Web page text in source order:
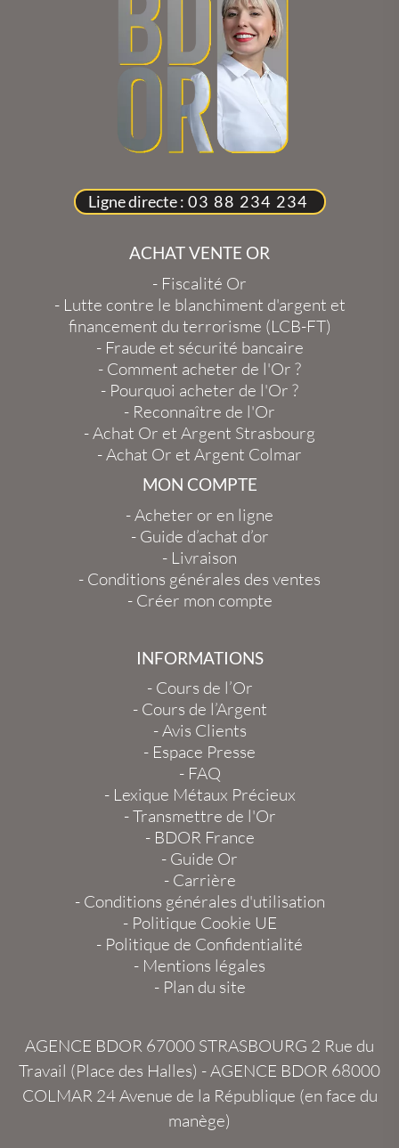
Ligne directe : 03 88 234 234
ACHAT VENTE OR
- Fiscalité Or
- Lutte contre le blanchiment d'argent et
financement du terrorisme (LCB-FT)
- Fraude et sécurité bancaire
- Comment acheter de l'Or ?
- Pourquoi acheter de l'Or ?
- Reconnaître de l'Or
-Achat Or et Argent Strasbourg
-Achat Or et Argent Colmar
MON COMPTE
-Acheter or en ligne
- Guide d’achat d’or
- Livraison
- Conditions générales des ventes
- Créer mon compte
INFORMATIONS
- Cours de l’Or
- Cours de l’Argent
-Avis Clients
- Espace Presse
- FAQ
- Lexique Métaux Précieux
-Transmettre de l'Or
- BDOR France
- Guide Or
- Carrière
- Conditions générales d'utilisation
- Politique Cookie UE
- Politique de Confidentialité
- Mentions légales
- Plan du site
AGENCE BDOR 67000 STRASBOURG 2 Rue du
Travail (Place des Halles) -AGENCE BDOR 68000
COLMAR24 Avenue de la République (en face du
manège)